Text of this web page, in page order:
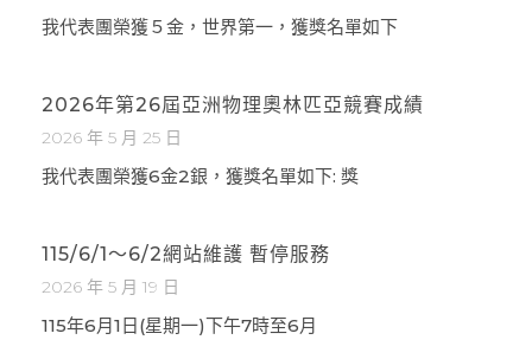
我代表團榮獲５金，世界第一，獲獎名單如下
2026年第26屆亞洲物理奧林匹亞競賽成績
2026 年 5 月 25 日
我代表團榮獲6金2銀，獲獎名單如下: 獎
115/6/1～6/2網站維護 暫停服務
2026 年 5 月 19 日
115年6月1日(星期一)下午7時至6月